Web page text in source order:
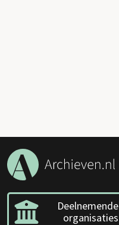
Deelnemende
organisaties